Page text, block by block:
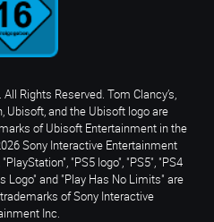
Rights Reserved. Tom Clancy’s,
Ubisoft, and the Ubisoft logo are
of Ubisoft Entertainment in the
Sony Interactive Entertainment
"PS5 logo", "PS5", "PS4
Logo" and "Play Has No Limits" are
of Sony Interactive
Inc.